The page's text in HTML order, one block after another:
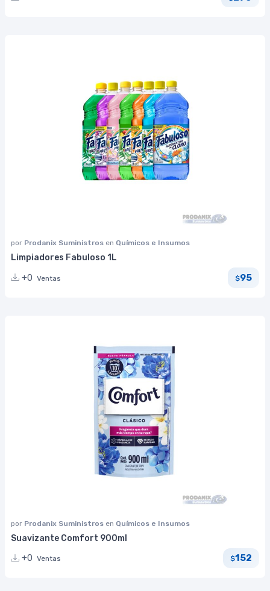
por Prodanix Suministros en Químicos e Insumos
Limpiadores Fabuloso 1L
+0 Ventas $95
por Prodanix Suministros en Químicos e Insumos
Suavizante Comfort 900ml
+0 Ventas $152